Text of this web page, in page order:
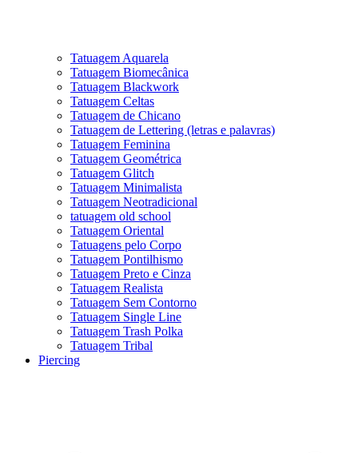
Tatuagem Aquarela
Tatuagem Biomecânica
Tatuagem Blackwork
Tatuagem Celtas
Tatuagem de Chicano
Tatuagem de Lettering (letras e palavras)
Tatuagem Feminina
Tatuagem Geométrica
Tatuagem Glitch
Tatuagem Minimalista
Tatuagem Neotradicional
tatuagem old school
Tatuagem Oriental
Tatuagens pelo Corpo
Tatuagem Pontilhismo
Tatuagem Preto e Cinza
Tatuagem Realista
Tatuagem Sem Contorno
Tatuagem Single Line
Tatuagem Trash Polka
Tatuagem Tribal
Piercing